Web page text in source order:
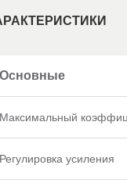
Основные
Максимальный
Регулировка усиления